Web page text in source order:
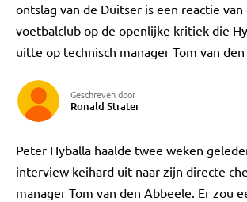
ontslag van de Duitser is een reactie van
voetbalclub op de openlijke kritiek die
uitte op technisch manager Tom van
Geschreven door
Ronald Strater
Peter Hyballa haalde twee weken
interview keihard uit naar zijn directe
manager Tom van den Abbeele. Er zou